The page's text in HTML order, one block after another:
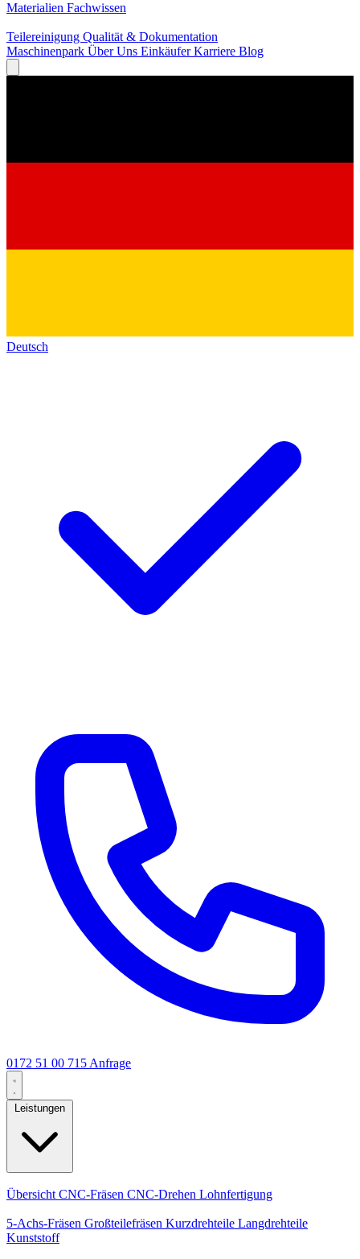
Materialien Fachwissen
Teilereinigung Qualität & Dokumentation
Maschinenpark Über Uns EinkäuferKarriere Blog
Deutsch
0172 51 00 715 Anfrage
Leistungen
Übersicht CNC-Fräsen CNC-Drehen Lohnfertigung
5-Achs-Fräsen Großteilefräsen Kurzdrehteile Langdrehteile
Kunststoff